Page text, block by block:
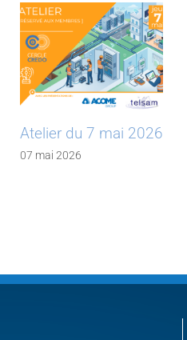
Atelier du 7 mai 2026
07 mai 2026